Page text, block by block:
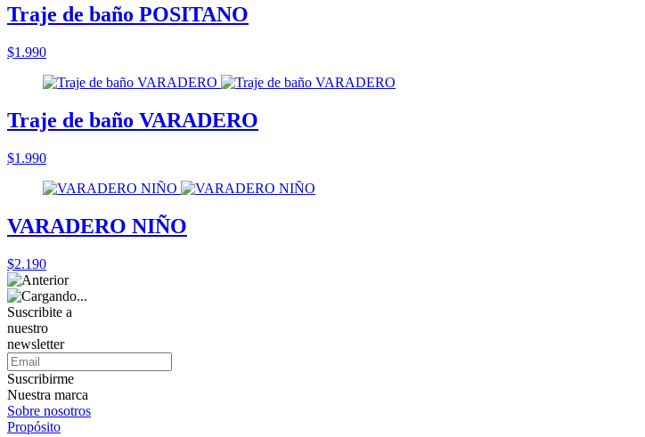
Traje de baño POSITANO
$1.990
Traje de baño VARADERO
$1.990
VARADERO NIÑO
$2.190
Suscribite a
nuestro
newsletter
Suscribirme
Nuestra marca
Sobre nosotros
Propósito